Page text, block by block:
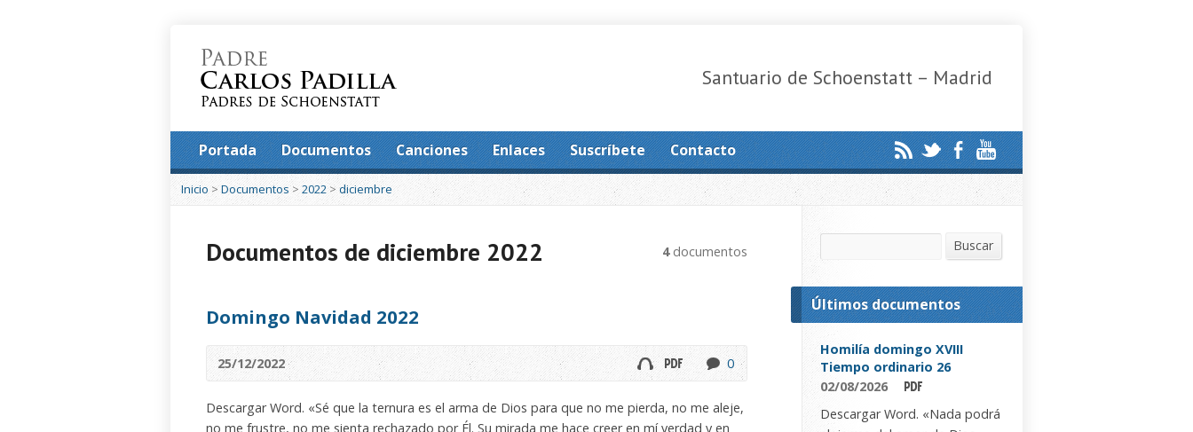
Santuario de Schoenstatt – Madrid
Portada Documentos Canciones Enlaces Suscríbete Contacto
Inicio >Documentos> 2022> diciembre
Documentos de diciembre 2022 4documentos
Domingo Navidad 2022
25/12/2022 0
Descargar Word. «Sé que la ternura es el arma de Dios para que no me pierda, no me aleje,
no me frustre, no me sienta rechazado por Él. Su mirada me hace creer en mí verdad y en
Buscar
Últimos documentos
Homilía domingo XVIII
Tiempo ordinario 26
02/08/2026
Descargar Word. «Nada podrá